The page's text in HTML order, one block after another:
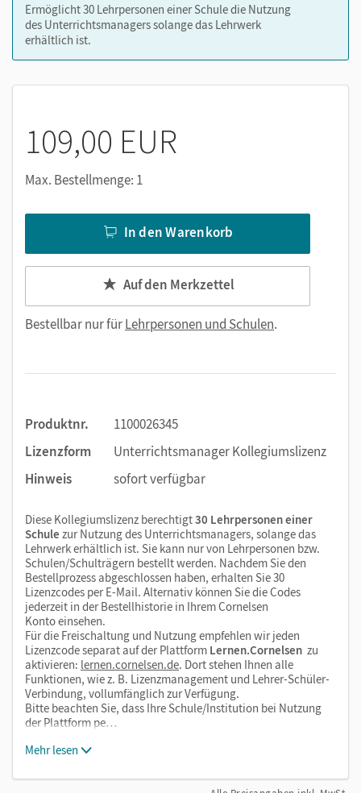
Nutzen Sie den Unterrichtsmanager auf lernen.cornelsen.de
oder über die Cornelsen Lernen App.
Ermöglicht 30 Lehrpersonen einer Schule die Nutzung
des Unterrichtsmanagers solange das Lehrwerk
erhältlich ist.
109,00 EUR
Max. Bestellmenge: 1
In den Warenkorb
Auf den Merkzettel
Bestellbar nur fürLehrpersonen und Schulen.
Produktnr.
1100026345
Lizenzform
Unterrichtsmanager Kollegiumslizenz
Hinweis
sofort verfügbar
Diese Kollegiumslizenz berechtigt30 Lehrpersonen einer
Schule zur Nutzung des Unterrichtsmanagers, solange das
Lehrwerk erhältlich ist. Sie kann nur von Lehrpersonen bzw.
Schulen/Schulträgern bestellt werden. Nachdem Sie den
Bestellprozess abgeschlossen haben, erhalten Sie 30
Lizenzcodes per E-Mail. Alternativ können Sie die Codes
jederzeit in der Bestellhistorie in Ihrem Cornelsen
Konto einsehen.
Für die Freischaltung und Nutzung empfehlen wir jeden
Lizenzcode separat auf der Plattform Lernen.Cornelsen zu
aktivieren: lernen.cornelsen.de. Dort stehen Ihnen alle
Funktionen, wie z. B. Lizenzmanagement und Lehrer-Schüler-
Verbindung, vollumfänglich zur Verfügung.
Bitte beachten Sie, dass Ihre Schule/Institution bei Nutzung
der Plattform pe…
Mehr lesen